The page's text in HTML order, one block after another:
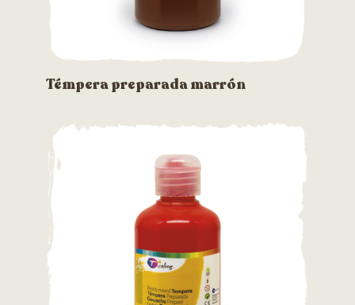
Témpera preparada marrón